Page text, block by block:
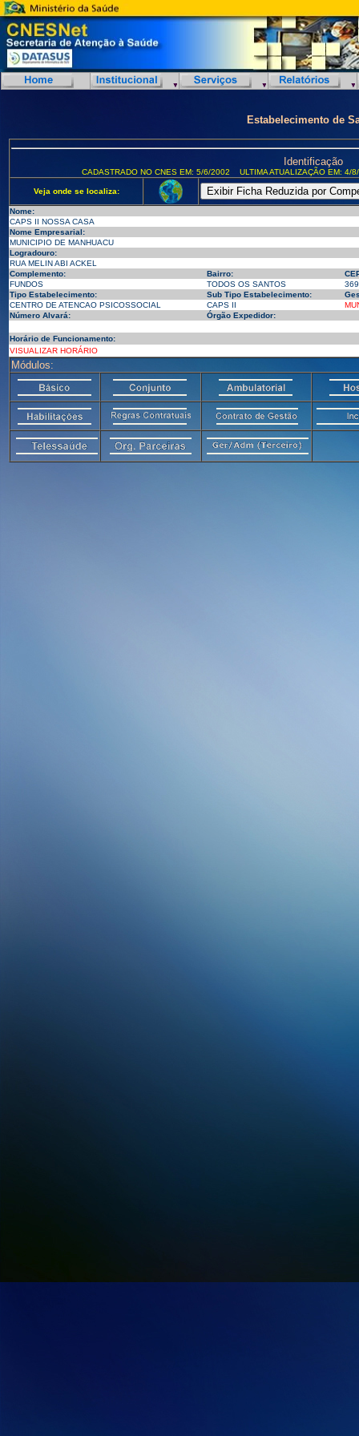
Estabelecimento de
Identificação
CADASTRADO NO CNES EM: 5/6/2002 ULTIMA ATUALIZAÇÃO EM:
Veja onde se localiza:
Nome:
CAPS II NOSSA CASA
Nome Empresarial:
MUNICIPIO DE MANHUACU
Logradouro:
RUA MELIN ABI ACKEL
Complemento:
Bairro:
FUNDOS
TODOS OS SANTOS
Tipo Estabelecimento:
Sub Tipo Estabelecimento:
CENTRO DE ATENCAO PSICOSSOCIAL
CAPS II
Número Alvará:
Órgão Expedidor:
Horário de Funcionamento:
VISUALIZAR HORÁRIO
Módulos: